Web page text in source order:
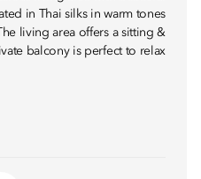
in Thai silks in warm tones
living area offers a sitting &
balcony is perfect to relax.